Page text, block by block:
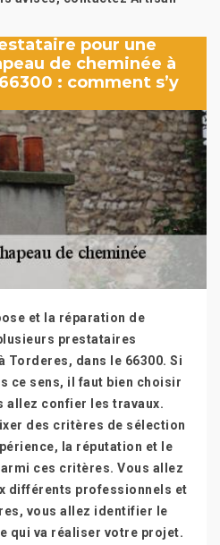
pour une
de cheminée à
: comment s’y
et la réparation de
prestataires
Torderes, dans le 66300. Si
ce sens, il faut bien choisir
allez confier les travaux.
des critères de sélection
la réputation et le
ces critères. Vous allez
différents professionnels et
vous allez identifier le
qui va réaliser votre projet.